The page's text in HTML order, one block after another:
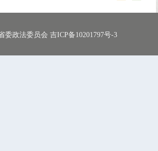
委政法委员会 吉ICP备10201797号-3